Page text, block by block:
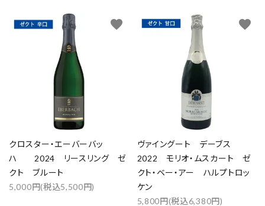
クロスター・エーバーバッ
ハ 2024 リースリング ゼ
クト ブルート
5,000円(税込5,500円)
favorite
ヴァイングート デーブス
2022 モリオ・ムスカート ゼ
クト・ベー・アー ハルプトロッ
ケン
5,800円(税込6,380円)
favorite
close